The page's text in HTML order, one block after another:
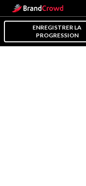
ENREGISTRER LA
PROGRESSION